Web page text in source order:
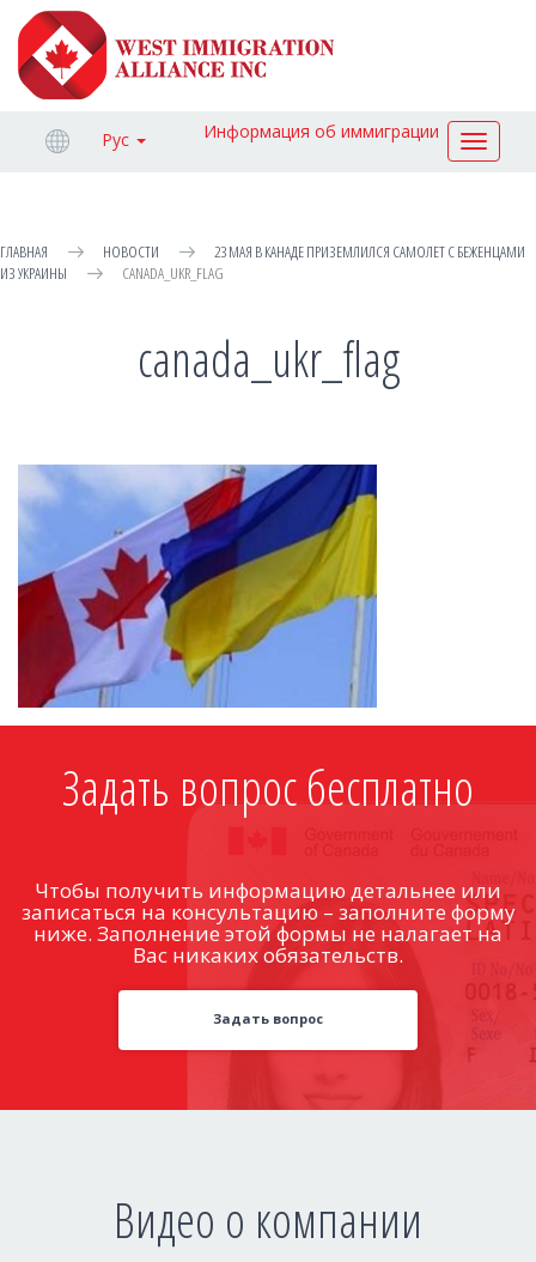
Toggle
Информация об иммиграции
Рус
ГЛАВНАЯ НОВОСТИ
23 МАЯ В КАНАДЕ ПРИЗЕМЛИЛСЯ САМОЛЕТ С БЕЖЕНЦАМИ
ИЗ УКРАИНЫ
СANADA_UKR_FLAG
сanada_ukr_flag
Задать вопрос бесплатно
Чтобы получить информацию детальнее или
записаться на консультацию – заполните форму
ниже. Заполнение этой формы не налагает на
Вас никаких обязательств.
Задать вопрос
Видео о компании